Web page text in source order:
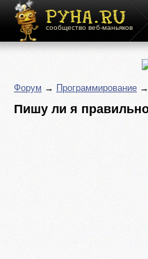
сообщество веб-маньяков
Форум → Программирование →
Пишу ли я